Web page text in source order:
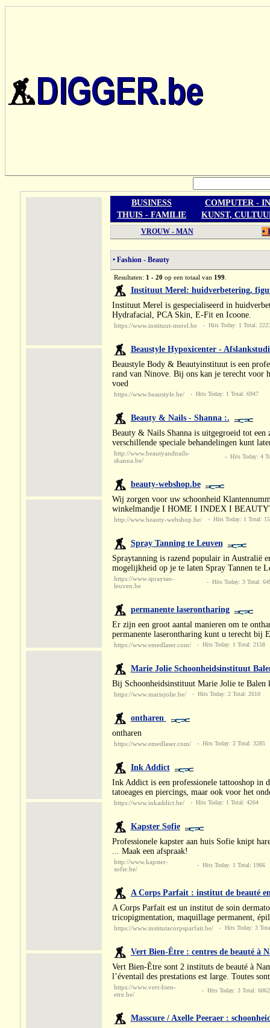
BUSINESS
COMPUTER -
THUIS - FAMILIE
KUNST,
VROUW - MAN •
• Fashion - Beauty
Resultaten: 1 - 20 op een totaal van 199
Instituut Merel: huidverbetering,
Instituut Merel is gespecialiseerd in
Hydrafacial, PCA Skin, E-Fit en Icoone.
https://www.instituut-merel.be - Hits Today: 1 Total:
Beaustyle Hypoxicenter -
Beaustyle Body & Beautyinstituut is een
rand van Ninove. Bij ons kan je terecht voor
voed
https://www.beaustyle.be/ - Hits Today: 1 Total: 6947
Beauty & Nails - Shanna :.
Beauty & Nails Shanna is uitgegroeid tot een
verschillende speciale behandelingen kunt
http://www.beautyandnails-
shanna.be/
- Hits Today: 4
beauty-webshop.be
Wij zorgen voor uw schoonheid
winkelmandje I HOME I INDEX I
http://www.beauty-webshop.be/ - Hits Today: 1 Total:
Spray Tanning te Leuven
Spraytanning is razend populair in Australië
mogelijkheid op je te laten Spray Tannen te
https://www.spraytan-
leuven.be
- Hits Today: 3 Total:
permanente laserontharing
Er zijn een groot aantal manieren om te
permanente laserontharing kunt u terecht bij
https://www.emedlaser.com/ - Hits Today: 1 Total: 2158
Marie Jolie Schoonheidsinstituut
Bij Schoonheidsinstituut Marie Jolie te Balen
https://www.mariejolie.be/ - Hits Today: 2 Total: 2610
ontharen
ontharen
https://www.emedlaser.com/ - Hits Today: 2 Total: 3285
Ink Addict
Ink Addict is een professionele tattooshop in
tatoeages en piercings, maar ook voor het
https://www.inkaddict.be/ - Hits Today: 1 Total: 4264
Kapster Sofie
Professionele kapster aan huis Sofie knipt
... Maak een afspraak!
http://www.kapster-
sofie.be/
- Hits Today: 1 Total: 1966
A Corps Parfait : institut de beauté
A Corps Parfait est un institut de soin
tricopigmentation, maquillage permanent,
https://www.institutacorpsparfait.be/ - Hits Today: 3
Vert Bien-Être : centres de beauté à
Vert Bien-Être sont 2 instituts de beauté à
l’éventail des prestations est large. Toutes
https://www.vert-bien-
etre.be/
- Hits Today: 3 Total: 6062
Masscure / Axelle Peeraer :